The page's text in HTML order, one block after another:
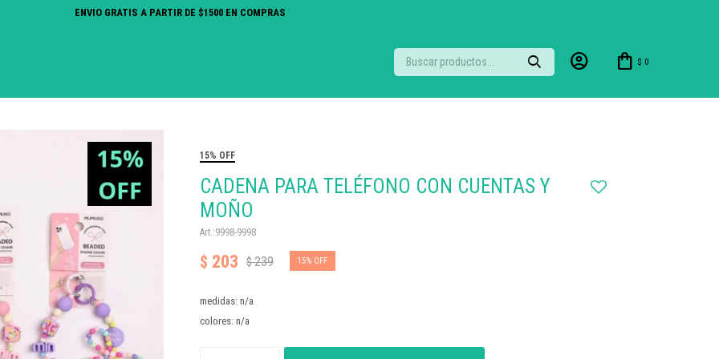
ENVIO GRATIS A PARTIR DE $1500 EN COMPRAS
$ 0
15% OFF
CADENA PARA TELÉFONO CON CUENTAS Y
MOÑO
9998-9998
$ 203 $239 15
medidas: n/a
colores: n/a